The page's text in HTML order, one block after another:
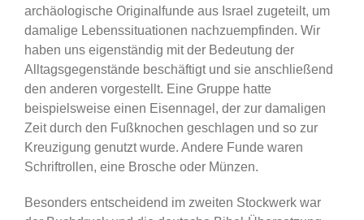
archäologische Originalfunde aus Israel zugeteilt, um
damalige Lebenssituationen nachzuempfinden. Wir
haben uns eigenständig mit der Bedeutung der
Alltagsgegenstände beschäftigt und sie anschließend
den anderen vorgestellt. Eine Gruppe hatte
beispielsweise einen Eisennagel, der zur damaligen
Zeit durch den Fußknochen geschlagen und so zur
Kreuzigung genutzt wurde. Andere Funde waren
Schriftrollen, eine Brosche oder Münzen.
Besonders entscheidend im zweiten Stockwerk war